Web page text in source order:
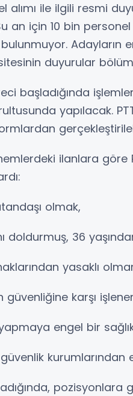
alımı ile ilgili resmi
an için 10 bin
Adayların
duyurular
başladığında
yapılacak.
ilanlara göre
olmak,
doldurmuş, 36
yasaklı
güvenliğine karşı
engel bir
kurumlarından